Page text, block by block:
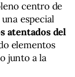
centro de
especial
atentados del
elementos
junto a la